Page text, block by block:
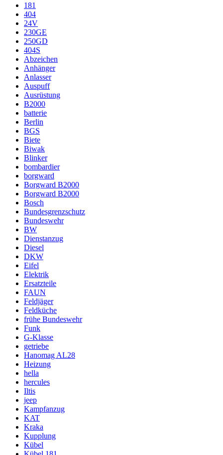
181
404
24V
230GE
250GD
404S
Abzeichen
Anhänger
Anlasser
Auspuff
Ausrüstung
B2000
batterie
Berlin
BGS
Biete
Biwak
Blinker
bombardier
borgward
Borgward B2000
Borgward B2000
Bosch
Bundesgrenzschutz
Bundeswehr
BW
Dienstanzug
Diesel
DKW
Eifel
Elektrik
Ersatzteile
FAUN
Feldjäger
Feldküche
frühe Bundeswehr
Funk
G-Klasse
getriebe
Hanomag AL28
Heizung
hella
hercules
Iltis
jeep
Kampfanzug
KAT
Kraka
Kupplung
Kübel